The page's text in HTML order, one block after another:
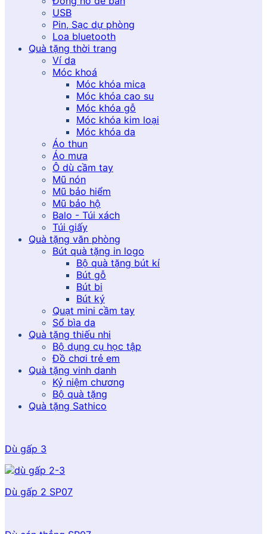
USB
Pin, Sạc dự phòng
Loa bluetooth
Quà tặng thời trang
Ví da
Móc khoá
Móc khóa mica
Móc khóa cao su
Móc khóa gỗ
Móc khóa kim loại
Móc khóa da
Áo thun
Áo mưa
Ô dù cầm tay
Mũ nón
Mũ bảo hiểm
Mũ bảo hộ
Balo - Túi xách
Túi giấy
Quà tặng văn phòng
Bút quà tặng in logo
Bộ quà tặng bút kí
Bút gỗ
Bút bi
Bút ký
Quạt mini cầm tay
Sổ bìa da
Quà tặng thiếu nhi
Bộ dụng cụ học tập
Đồ chơi trẻ em
Quà tặng vinh danh
Kỷ niệm chương
Bộ quà tặng
Quà tặng Sathico
Dù gấp 3
Dù gấp 2 SP07